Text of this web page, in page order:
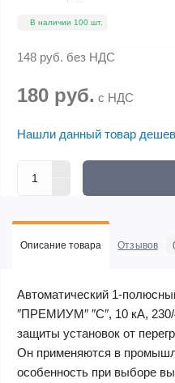
В наличии 100 шт.
148 руб. без НДС
180 руб. с НДС
Нашли данный товар
Описание товара Отзывов
Автоматический 1-
″ПРЕМИУМ″ ″C″, 10 кА,
защиты установок от
Он применяются в
особенность при выборе